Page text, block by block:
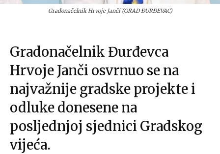
Gradonačelnik Hrvoje Janči (GRAD ĐURĐEVAC)
Gradonačelnik Đurđevca
Hrvoje Janči osvrnuo se na
najvažnije gradske projekte i
odluke donesene na
posljednjoj sjednici Gradskog
vijeća.